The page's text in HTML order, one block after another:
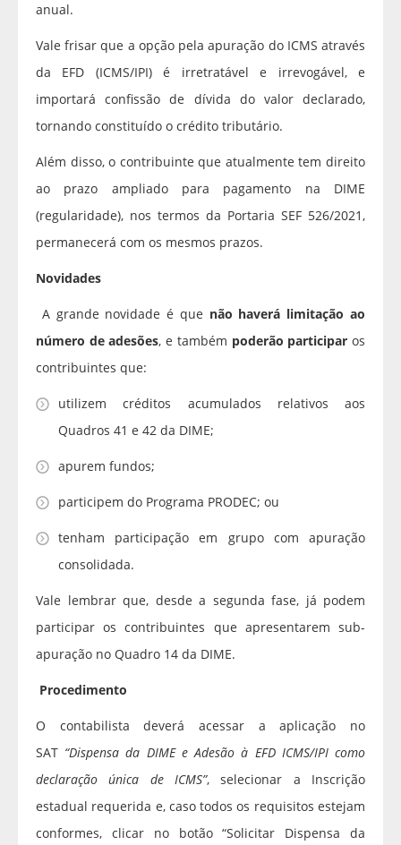
anual.
Vale frisar que a opção pela apuração do ICMS através
da EFD (ICMS/IPI) é irretratável e irrevogável, e
importará confissão de dívida do valor declarado,
tornando constituído o crédito tributário.
Além disso, o contribuinte que atualmente tem direito
ao prazo ampliado para pagamento na DIME
(regularidade), nos termos da Portaria SEF 526/2021,
permanecerá com os mesmos prazos.
Novidades
A grande novidade é que não haverá limitação ao
número de adesões, e também poderão participar os
contribuintes que:
utilizem créditos acumulados relativos aos
Quadros 41 e 42 da DIME;
apurem fundos;
participem do Programa PRODEC; ou
tenham participação em grupo com apuração
consolidada.
Vale lembrar que, desde a segunda fase, já podem
participar os contribuintes que apresentarem sub-
apuração no Quadro 14 da DIME.
Procedimento
O contabilista deverá acessar a aplicação no
SAT “Dispensa da DIME e Adesão à EFD ICMS/IPI como
declaração única de ICMS”, selecionar a Inscrição
estadual requerida e, caso todos os requisitos estejam
conformes, clicar no botão “Solicitar Dispensa da